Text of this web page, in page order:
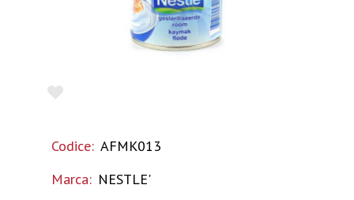
Codice: AFMK013
Marca: NESTLE'